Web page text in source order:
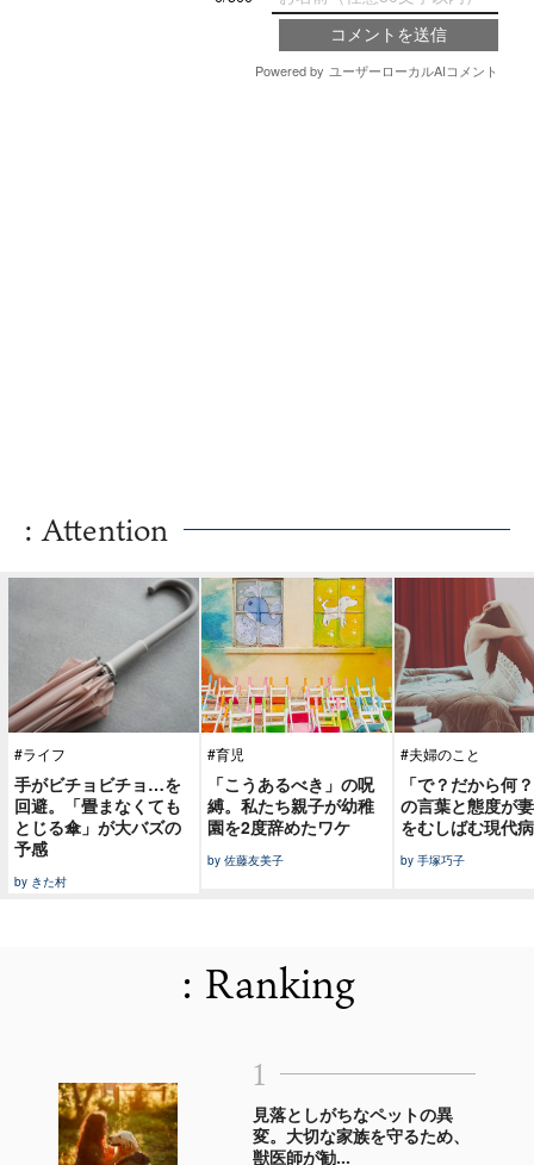
: Attention
#ライフ
手がビチョビチョ…を
回避。「畳まなくても
とじる傘」が大バズの
予感
by きた村
#育児
「こうあるべき」の呪
縛。私たち親子が幼稚
園を2度辞めたワケ
by 佐藤友美子
#夫婦のこと
「で？だから何
の言葉と態度が
をむしばむ現代病
by 手塚巧子
: Ranking
1
見落としがちなペットの異
変。大切な家族を守るため、
獣医師が勧...